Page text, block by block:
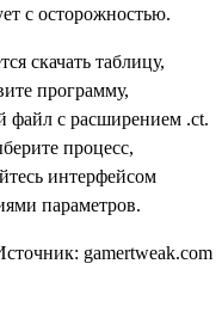
с осторожностью.
скачать таблицу,
программу,
файл с расширением .ct.
процесс,
интерфейсом
параметров.
gamertweak.com